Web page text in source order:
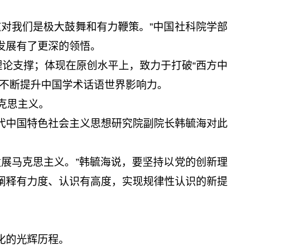
们是极大鼓舞和有力鞭策。”中国社科院学部
有了更深的领悟。
支撑；体现在原创水平上，致力于打破“西方中
断提升中国学术话语世界影响力。
主义。
国特色社会主义思想研究院副院长韩毓海对此
克思主义。”韩毓海说，要坚持以党的创新理
有力度、认识有高度，实现规律性认识的新提
光辉历程。